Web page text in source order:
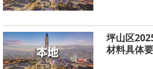
坪山区
材料具体